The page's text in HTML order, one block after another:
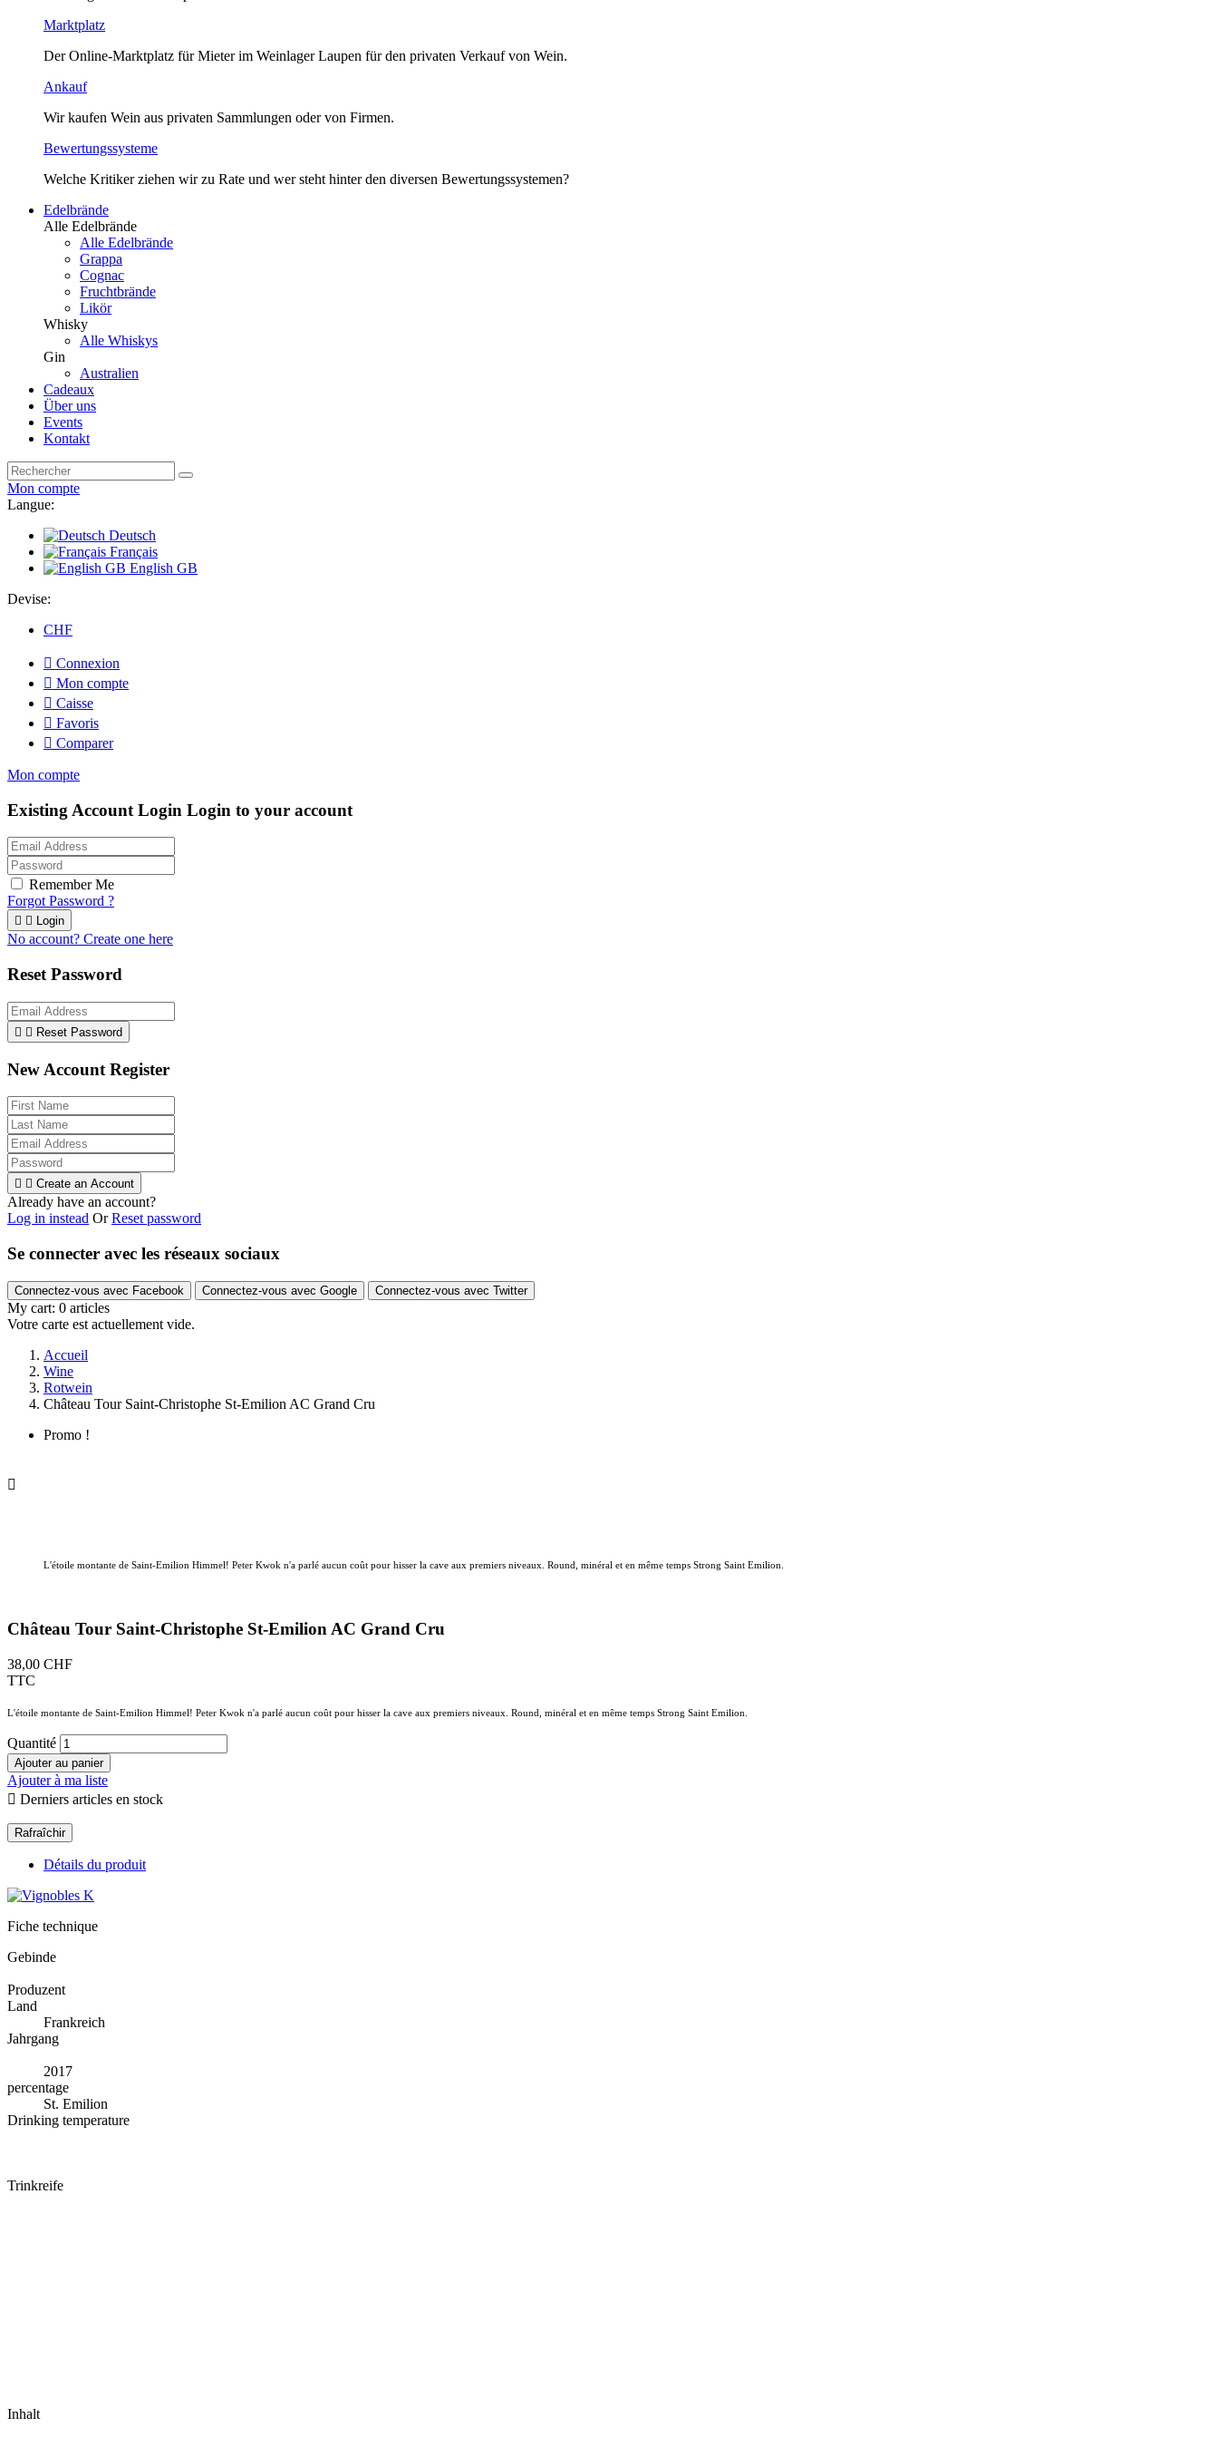
Marktplatz
Der Online-Marktplatz für Mieter im Weinlager Laupen für den privaten Verkauf von Wein.
Ankauf
Wir kaufen Wein aus privaten Sammlungen oder von Firmen.
Bewertungssysteme
Welche Kritiker ziehen wir zu Rate und wer steht hinter den diversen Bewertungssystemen?
Edelbrände
Alle Edelbrände
Alle Edelbrände
Grappa
Cognac
Fruchtbrände
Likör
Whisky
Alle Whiskys
Gin
Australien
Cadeaux
Über uns
Events
Kontakt
Mon compte
Langue:
Deutsch
Français
English GB
Devise:
CHF
 Connexion
 Mon compte
 Caisse
 Favoris
 Comparer
Mon compte
Existing Account Login Login to your account
Remember Me
Forgot Password ?
  Login
No account? Create one here
Reset Password
  Reset Password
New Account Register
  Create an Account
Already have an account?
Log in instead OrReset password
Se connecter avec les réseaux sociaux
Connectez-vous avec Facebook Connectez-vous avec Google Connectez-vous avec Twitter
My cart: 0 articles
Votre carte est actuellement vide.
Accueil
Wine
Rotwein
Château Tour Saint-Christophe St-Emilion AC Grand Cru
Promo !

L'étoile montante de Saint-Emilion Himmel! Peter Kwok n'a parlé aucun coût pour hisser la cave aux premiers niveaux. Round, minéral et en même temps Strong Saint Emilion.
Château Tour Saint-Christophe St-Emilion AC Grand Cru
38,00 CHF
TTC
L'étoile montante de Saint-Emilion Himmel! Peter Kwok n'a parlé aucun coût pour hisser la cave aux premiers niveaux. Round, minéral et en même temps Strong Saint Emilion.
Quantité
Ajouter au panier
Ajouter à ma liste
 Derniers articles en stock
Détails du produit
Fiche technique
Gebinde
Produzent
Land
Frankreich
Jahrgang
2017
percentage
St. Emilion
Drinking temperature
Trinkreife
Inhalt